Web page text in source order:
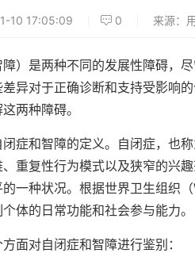
10 17:05:09 0 来源：
）是两种不同的发展性障碍，
异对于正确诊断和支持受影响
两种障碍。
症和智障的定义。自闭症，也
重复性行为模式以及狭窄的兴
一种状况。根据世界卫生组织
体的日常功能和社会参与能力。
面对自闭症和智障进行鉴别：